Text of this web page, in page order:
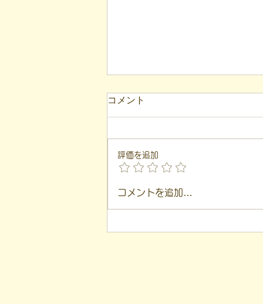
【代表ブログ】アメフトの戦
の力
コメント
評価を追加
コメントを追加…